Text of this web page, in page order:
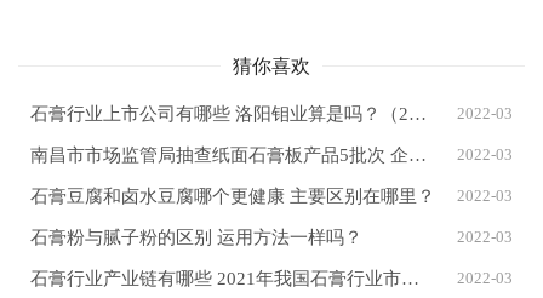
猜你喜欢
石膏行业上市公司有哪些 洛阳钼业算是吗？（2022/3/11） 2022-03
南昌市市场监管局抽查纸面石膏板产品5批次 企业合格率80% 2022-03
石膏豆腐和卤水豆腐哪个更健康 主要区别在哪里？ 2022-03
石膏粉与腻子粉的区别 运用方法一样吗？ 2022-03
石膏行业产业链有哪些 2021年我国石膏行业市场现状分析 2022-03